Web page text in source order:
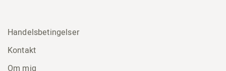
Handelsbetingelser
Kontakt
Om mig